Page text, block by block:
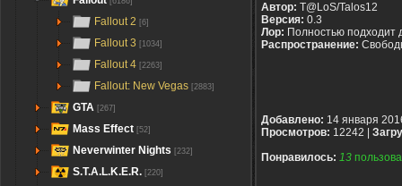
Fallout 2 [6]
Fallout 3 [1034]
Fallout 4 [2263]
Fallout: New Vegas [2883]
GTA [267]
Mass Effect [52]
Neverwinter Nights [232]
S.T.A.L.K.E.R. [220]
Автор: T@LoS/Talos12
Версия: 0.3
Лор: Полностью подходит
Распространение:
Добавлено: 14 января
Просмотров: 12242 |
Понравилось: 13